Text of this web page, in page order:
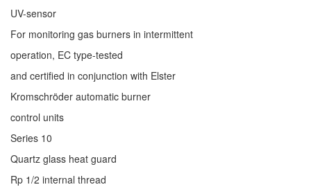
UV-sensor
For monitoring gas burners in intermittent
operation, EC type-tested
and certified in conjunction with Elster
Kromschröder automatic burner
control units
Series 10
Quartz glass heat guard
Rp 1/2 internal thread